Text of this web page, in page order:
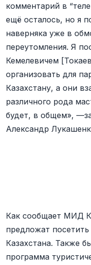
комментарий в
ещё осталось, но я
наверняка уже в
переутомления. Я
Кемелевичем
организовать для
Казахстану, а они
различного рода
будет, в общем»,
Александр
Как сообщает МИД
предложат
Казахстана. Также
программа